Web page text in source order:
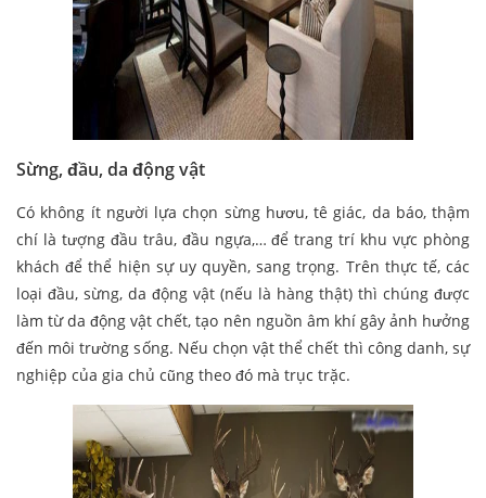
Sừng, đầu, da động vật
Có không ít người lựa chọn sừng hươu, tê giác, da báo, thậm
chí là tượng đầu trâu, đầu ngựa,… để trang trí khu vực phòng
khách để thể hiện sự uy quyền, sang trọng. Trên thực tế, các
loại đầu, sừng, da động vật (nếu là hàng thật) thì chúng được
làm từ da động vật chết, tạo nên nguồn âm khí gây ảnh hưởng
đến môi trường sống. Nếu chọn vật thể chết thì công danh, sự
nghiệp của gia chủ cũng theo đó mà trục trặc.